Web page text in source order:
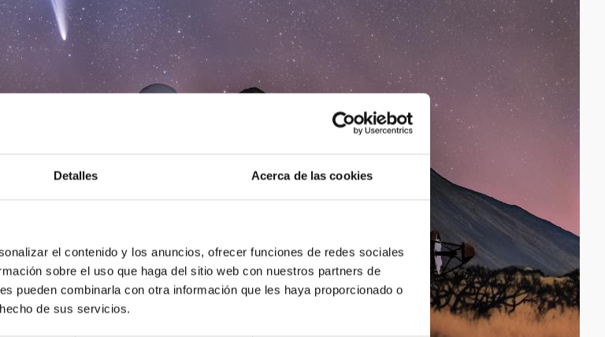
Detalles Acerca de las cookies
el contenido y los anuncios, ofrecer funciones de redes sociales
sobre el uso que haga del sitio web con nuestros partners de
pueden combinarla con otra información que les haya proporcionado o
de sus servicios.